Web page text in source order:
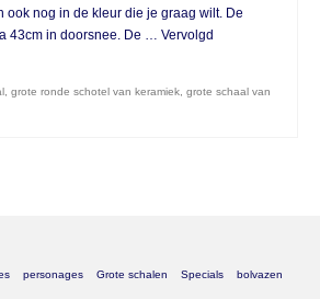
ook nog in de kleur die je graag wilt. De
43cm in doorsnee. De … Vervolgd
grote ronde schotel van keramiek grote schaal van
personages Grote schalen Specials bolvazen